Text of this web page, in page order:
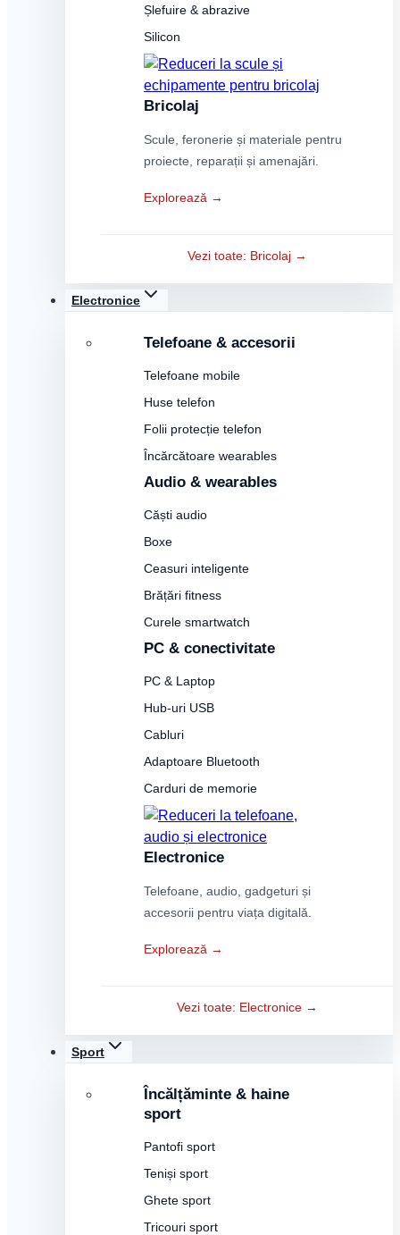
Șlefuire & abrazive
Silicon
Bricolaj
Scule, feronerie și materiale pentru
proiecte, reparații și amenajări.
Explorează →
Vezi toate: Bricolaj →
Electronice
Telefoane & accesorii
Telefoane mobile
Huse telefon
Folii protecție telefon
Încărcătoare wearables
Audio & wearables
Căști audio
Boxe
Ceasuri inteligente
Brățări fitness
Curele smartwatch
PC & conectivitate
PC & Laptop
Hub-uri USB
Cabluri
Adaptoare Bluetooth
Carduri de memorie
Electronice
Telefoane, audio, gadgeturi și
accesorii pentru viața digitală.
Explorează →
Vezi toate: Electronice →
Sport
Încălțăminte & haine
sport
Pantofi sport
Teniși sport
Ghete sport
Tricouri sport